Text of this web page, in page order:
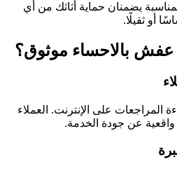
يضمنان حماية أثاثك من أي
أو ثقيلًا.
عفش بالاحساء موثوق؟
المراجعات على الإنترنت. العملاء
واقعية عن جودة الخدمة.